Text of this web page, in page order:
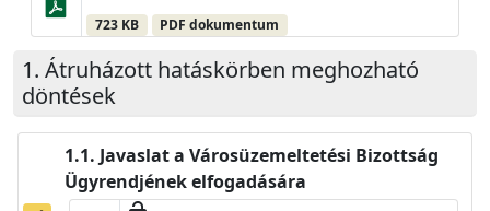
723 KB PDF dokumentum
Átruházott hatáskörben meghozható
döntések
Javaslat a Városüzemeltetési Bizottság
Ügyrendjének elfogadására